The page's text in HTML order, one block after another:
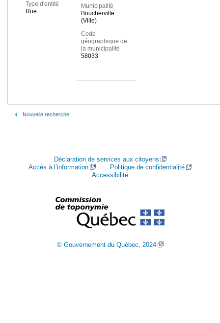
Type d'entité
Rue
Municipalité
Boucherville
(Ville)
Code
géographique de
la municipalité
58033
Nouvelle recherche
Déclaration de services aux citoyens
Accès à l’information
Politique de confidentialité
Accessibilité
© Gouvernement du Québec, 2024